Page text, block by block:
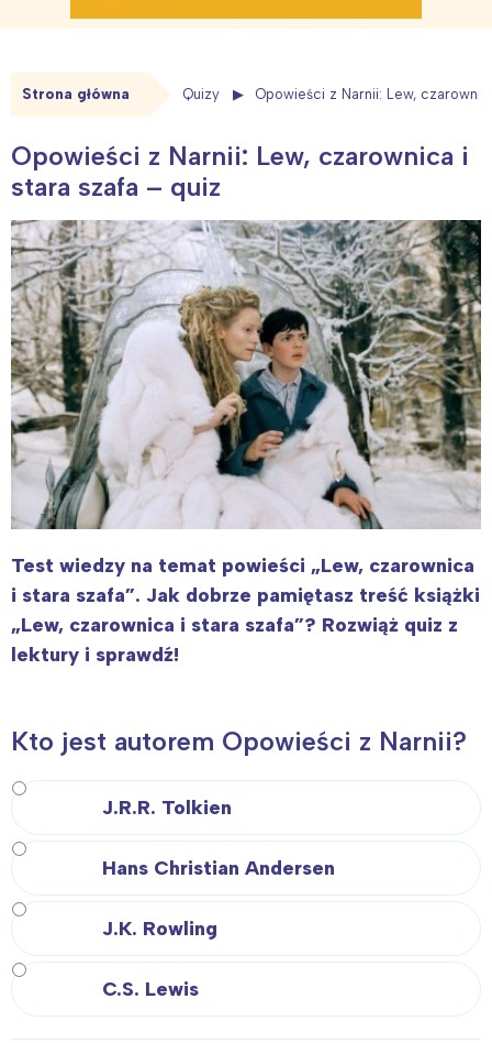
Strona główna Quizy Opowieści z Narnii: Lew,
Opowieści z Narnii: Lew, czarownica i
stara szafa – quiz
Test wiedzy na temat powieści „Lew, czarownica
i stara szafa”. Jak dobrze pamiętasz treść książki
„Lew, czarownica i stara szafa”? Rozwiąż quiz z
lektury i sprawdź!
Kto jest autorem Opowieści z Narnii?
J.R.R. Tolkien
Hans Christian Andersen
J.K. Rowling
C.S. Lewis